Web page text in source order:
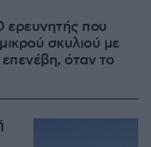
ερευνητής που
σκυλιού με
επενέβη, όταν το